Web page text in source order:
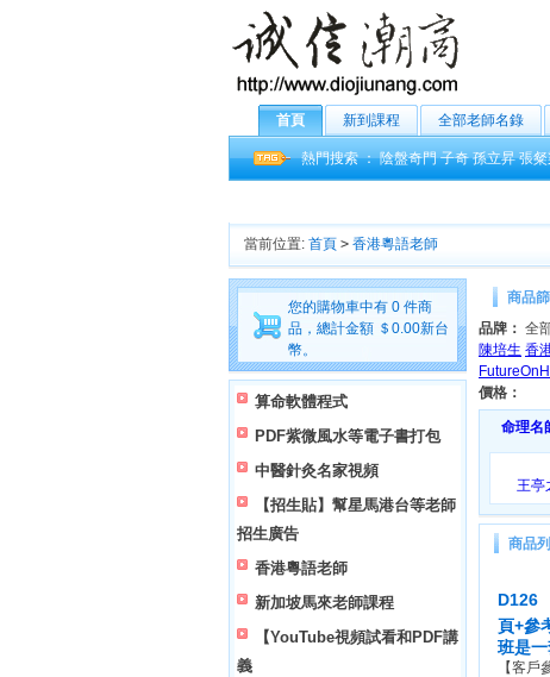
首頁 新到課程 全部老師名錄
熱門搜索 ：陰盤奇門 子奇 孫立昇 張
當前位置: 首頁 > 香港粵語老師
您的購物車中有 0 件商
品，總計金額 ＄0.00新台
幣。
算命軟體程式
PDF紫微風水等電子書打包
中醫針灸名家視頻
【招生貼】幫星馬港台等老師
招生廣告
香港粵語老師
新加坡馬來老師課程
【YouTube視頻試看和PDF講
義
商品
品牌： 全
陳培生 香
價格：
命理名
王亭
商品
D126
頁+參
班是
【客